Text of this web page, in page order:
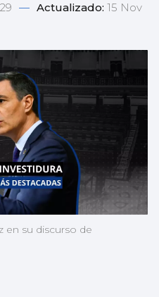
— Actualizado: 15 Nov
en su discurso de